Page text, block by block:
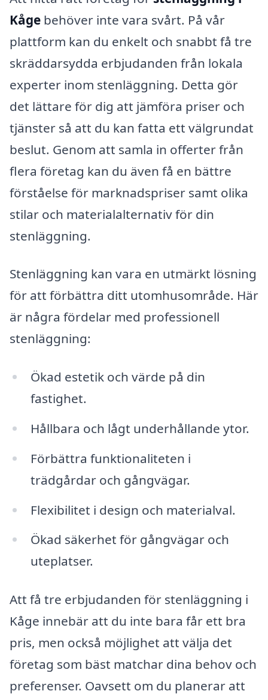
Kåge behöver inte vara svårt. På vår
plattform kan du enkelt och snabbt få tre
skräddarsydda erbjudanden från lokala
experter inom stenläggning. Detta gör
det lättare för dig att jämföra priser och
tjänster så att du kan fatta ett välgrundat
beslut. Genom att samla in offerter från
flera företag kan du även få en bättre
förståelse för marknadspriser samt olika
stilar och materialalternativ för din
stenläggning.
Stenläggning kan vara en utmärkt lösning
för att förbättra ditt utomhusområde. Här
är några fördelar med professionell
stenläggning:
Ökad estetik och värde på din
fastighet.
Hållbara och lågt underhållande ytor.
Förbättra funktionaliteten i
trädgårdar och gångvägar.
Flexibilitet i design och materialval.
Ökad säkerhet för gångvägar och
uteplatser.
Att få tre erbjudanden för stenläggning i
Kåge innebär att du inte bara får ett bra
pris, men också möjlighet att välja det
företag som bäst matchar dina behov och
preferenser. Oavsett om du planerar att